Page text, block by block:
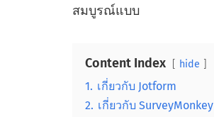
สมบูรณ์แบบ
Content Index hide
1. เกี่ยวกับ Jotform
2. เกี่ยวกับ SurveyMonkey